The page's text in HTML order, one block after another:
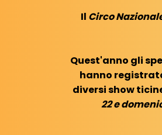
Il Circo
Quest'anno gli
hanno
diversi show
22 e